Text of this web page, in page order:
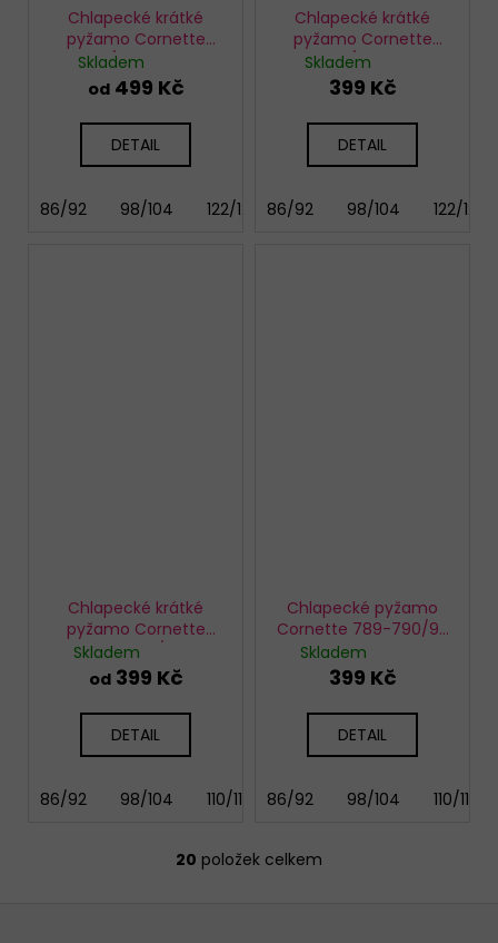
Chlapecké krátké
pyžamo Cornette
801/111 Marine
Skladem
od499 Kč
DETAIL
86/92 98/104 122/128 134/140 146/152
Chlapecké krátké
pyžamo Cornette
789-790/98 Camper
Skladem
399 Kč
DETAIL
86/92 98/104 122/128
Chlapecké krátké
pyžamo Cornette
789-790/99
Caribbean
Skladem
od399 Kč
DETAIL
86/92 98/104 110/116 122/128 134/140 146/
Chlapecké pyžamo
Cornette 789-790/96
Blue Dock
Skladem
399 Kč
DETAIL
86/92 98/104 110/116
O
20 položek celkem